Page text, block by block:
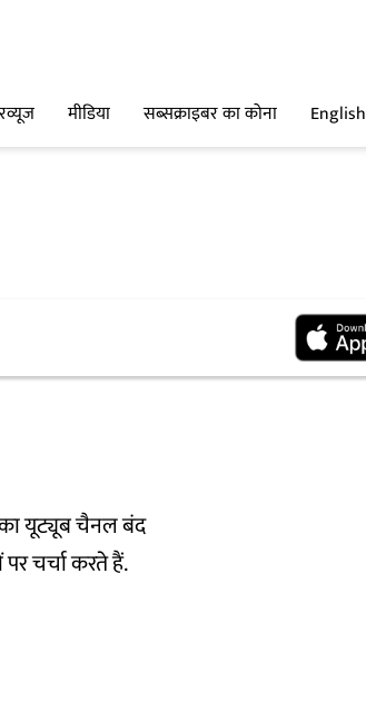
मीडिया सब्सक्राइबर का कोना English
का यूट्यूब चैनल बंद
चर्चा करते हैं.